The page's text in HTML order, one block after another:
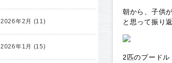
朝から、子供
と思って振り
2匹のプードル
2026年2月 (11)
2026年1月 (15)